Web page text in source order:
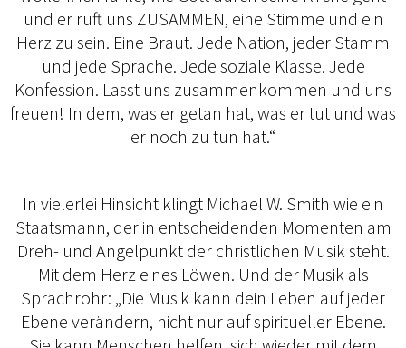
und er ruft uns ZUSAMMEN, eine Stimme und ein
Herz zu sein. Eine Braut. Jede Nation, jeder Stamm
und jede Sprache. Jede soziale Klasse. Jede
Konfession. Lasst uns zusammenkommen und uns
freuen! In dem, was er getan hat, was er tut und was
er noch zu tun hat.“
In vielerlei Hinsicht klingt Michael W. Smith wie ein
Staatsmann, der in entscheidenden Momenten am
Dreh- und Angelpunkt der christlichen Musik steht.
Mit dem Herz eines Löwen. Und der Musik als
Sprachrohr: „Die Musik kann dein Leben auf jeder
Ebene verändern, nicht nur auf spiritueller Ebene.